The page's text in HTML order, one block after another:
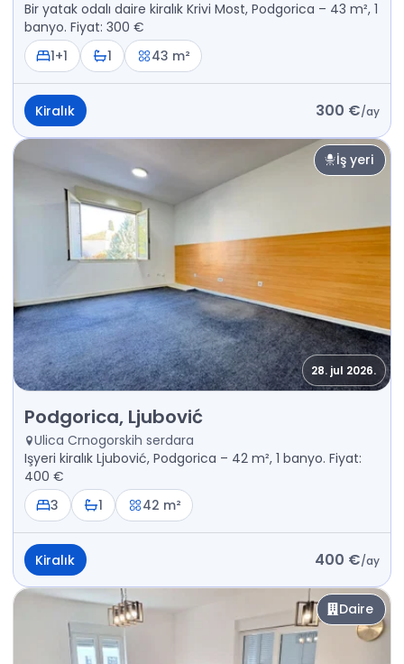
Bir yatak odalı daire kiralık Krivi Most, Podgorica – 43 m², 1
banyo. Fiyat: 300 €
1+1
1 43 m²
Kiralık 300 €/ay
İş yeri
28. jul 2026.
Kiralık - İş yeri Podgorica, Ljubović
Podgorica, Ljubović
Ulica Crnogorskih serdara
Işyeri kiralık Ljubović, Podgorica – 42 m², 1 banyo. Fiyat:
400 €
3
1 42 m²
Kiralık 400 €/ay
Daire